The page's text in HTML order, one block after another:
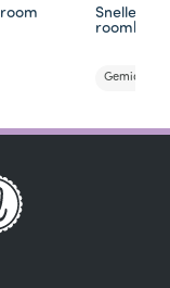
Snelle
Gemiddeld